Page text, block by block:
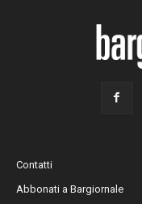
Contatti
Abbonati a Bargiornale